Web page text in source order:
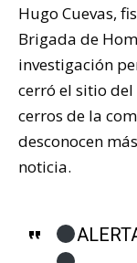
Hugo Cuevas,
Brigada de
investigación
cerró el sitio
cerros de la
desconocen
noticia.